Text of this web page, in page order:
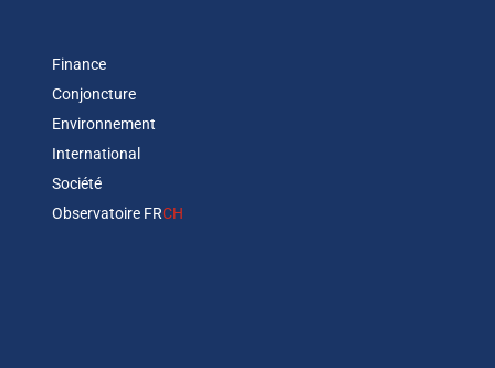
Finance
Conjoncture
Environnement
International
Société
Observatoire FRCH